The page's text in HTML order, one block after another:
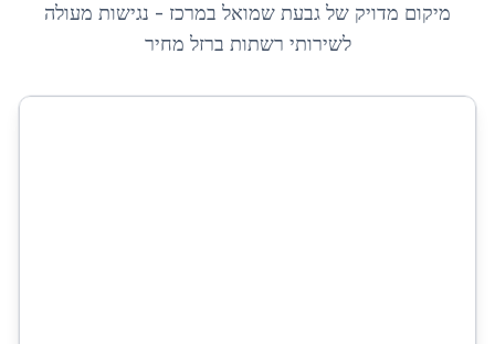
מיקום מדויק של גבעת שמואל במרכז - נגישות מעולה
לשירותי רשתות ברזל מחיר